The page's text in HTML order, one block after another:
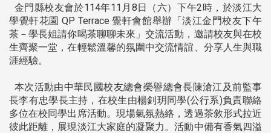
金門縣校友會於114年11月8日（六）下午2時，於淡江大
學覺軒花園 QP Terrace 覺軒會館舉辦「淡江金門校友下午
茶－學長姐請你喝茶聊聊未來」交流活動，邀請校友與在校
生齊聚一堂，在輕鬆溫馨的氛圍中交流情誼、分享人生與職
涯經驗。
本次活動由中華民國校友總會榮譽總會長陳滄江及前監事
長李有忠學長主持，在校生由楊釗玥同學(公行系)負責聯絡
多位在校同學出席活動。現場氣氛熱絡，透過茶敘形式拉近
彼此距離，展現淡江大家庭的凝聚力。活動中備有香氣四溢